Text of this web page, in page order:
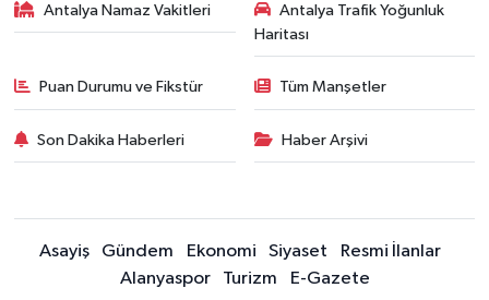
Antalya Namaz Vakitleri
Antalya Trafik Yoğunluk
Haritası
Puan Durumu ve Fikstür Tüm Manşetler
Son Dakika Haberleri Haber Arşivi
Asayiş Gündem Ekonomi Siyaset
Resmi İlanlar
Alanyaspor
Turizm E-Gazete